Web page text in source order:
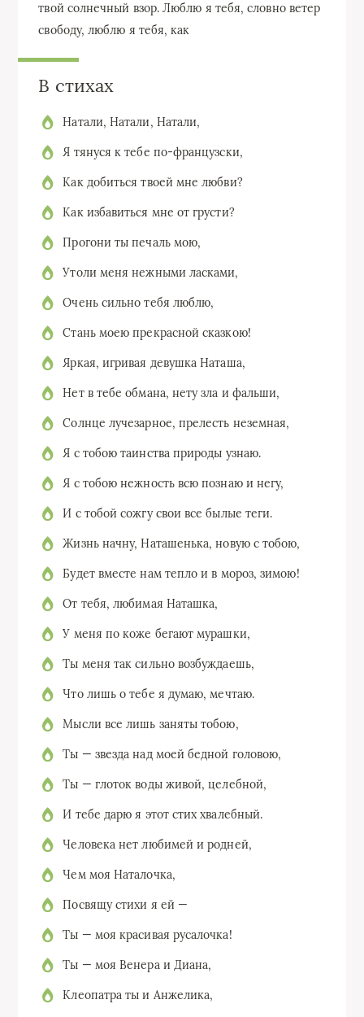
твой солнечный взор. Люблю я тебя, словно ветер
свободу, люблю я тебя, как
В стихах
Натали, Натали, Натали,
Я тянуся к тебе по-французски,
Как добиться твоей мне любви?
Как избавиться мне от грусти?
Прогони ты печаль мою,
Утоли меня нежными ласками,
Очень сильно тебя люблю,
Стань моею прекрасной сказкою!
Яркая, игривая девушка Наташа,
Нет в тебе обмана, нету зла и фальши,
Солнце лучезарное, прелесть неземная,
Я с тобою таинства природы узнаю.
Я с тобою нежность всю познаю и негу,
И с тобой сожгу свои все былые теги.
Жизнь начну, Наташенька, новую с тобою,
Будет вместе нам тепло и в мороз, зимою!
От тебя, любимая Наташка,
У меня по коже бегают мурашки,
Ты меня так сильно возбуждаешь,
Что лишь о тебе я думаю, мечтаю.
Мысли все лишь заняты тобою,
Ты — звезда над моей бедной головою,
Ты — глоток воды живой, целебной,
И тебе дарю я этот стих хвалебный.
Человека нет любимей и родней,
Чем моя Наталочка,
Посвящу стихи я ей —
Ты — моя красивая русалочка!
Ты — моя Венера и Диана,
Клеопатра ты и Анжелика,